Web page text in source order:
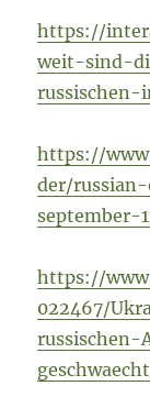
https://
weit-sind-
https://
der/
september-
https://
022467/